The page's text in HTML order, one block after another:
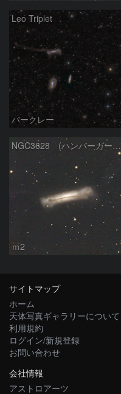
Leo Triplet
バークレー
NGC3628 (ハンバーガー銀河）
ｍ2
サイトマップ
ホーム
天体写真ギャラリーについて
利用規約
ログイン/新規登録
お問い合わせ
会社情報
アストロアーツ